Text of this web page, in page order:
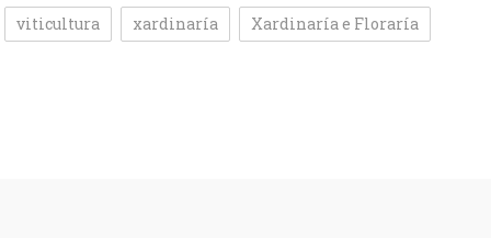
viticultura xardinaría Xardinaría e Floraría